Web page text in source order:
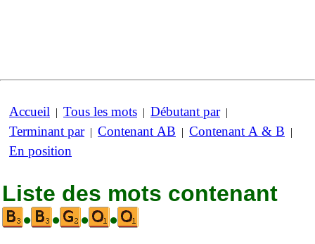
Accueil | Tous les mots | Débutant par|
Terminant par| Contenant AB | Contenant A & B |
En position
Liste des mots contenant
•
• • •